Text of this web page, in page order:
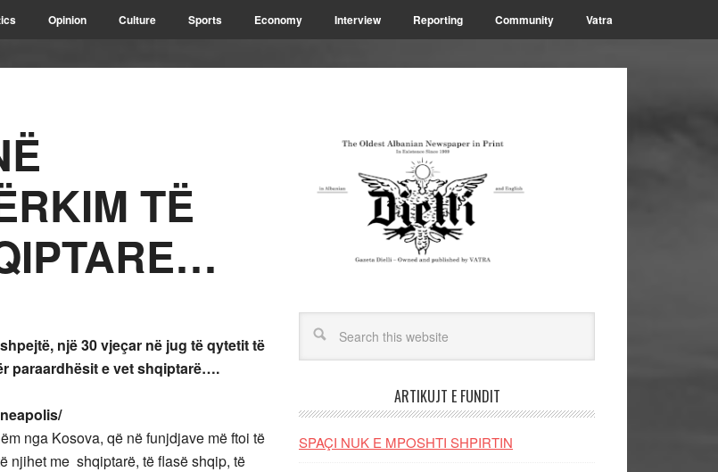
Opinion Culture Sports Economy Interview Reporting Community Vatra
TË
një 30 vjeçar në jug të qytetit të
paraardhësit e vet shqiptarë….
nga Kosova, që në funjdjave më ftoi të
njihet me shqiptarë, të flasë shqip, të
ARTIKUJT E FUNDIT
SPAÇI NUK E MPOSHTI SHPIRTIN